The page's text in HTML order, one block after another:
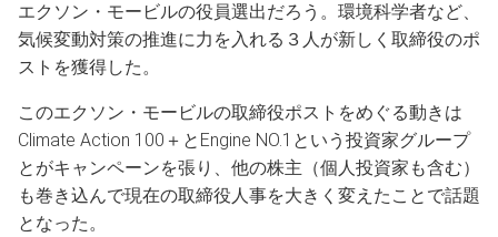
エクソン・モービルの役員選出だろう。環境科学者など、
気候変動対策の推進に力を入れる３人が新しく取締役のポ
ストを獲得した。
このエクソン・モービルの取締役ポストをめぐる動きは
Climate Action 100＋とEngine NO.1という投資家グループ
とがキャンペーンを張り、他の株主（個人投資家も含む）
も巻き込んで現在の取締役人事を大きく変えたことで話題
となった。